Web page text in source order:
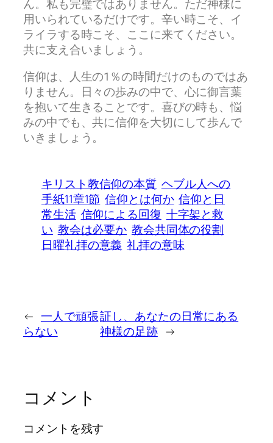
ん。私も完璧ではありません。ただ神様に
用いられているだけです。辛い時こそ、イ
ライラする時こそ、ここに来てください。
共に支え合いましょう。
信仰は、人生の1％の時間だけのものではあ
りません。日々の歩みの中で、心に御言葉
を抱いて生きることです。喜びの時も、悩
みの中でも、共に信仰を大切にして歩んで
いきましょう。
キリスト教信仰の本質 ヘブル人への
手紙11章1節 信仰とは何か 信仰と日
常生活 信仰による回復 十字架と救
い 教会は必要か 教会共同体の役割
日曜礼拝の意義 礼拝の意味
← 一人で頑張
らない
証し、あなたの日常にある
神様の足跡 →
コメント
コメントを残す